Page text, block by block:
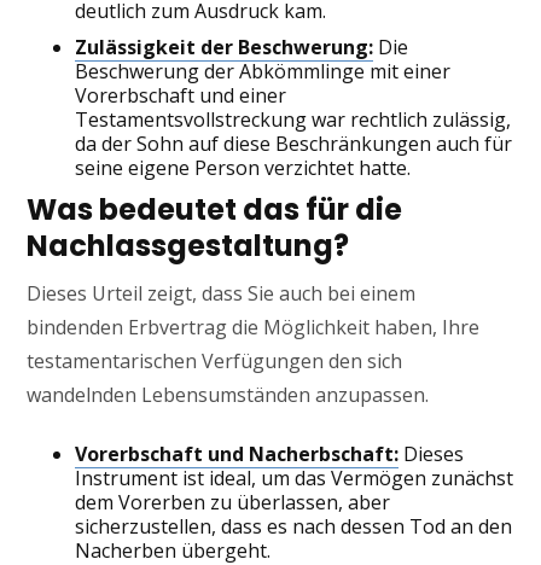
deutlich zum Ausdruck kam.
Zulässigkeit der Beschwerung: Die
Beschwerung der Abkömmlinge mit einer
Vorerbschaft und einer
Testamentsvollstreckung war rechtlich zulässig,
da der Sohn auf diese Beschränkungen auch für
seine eigene Person verzichtet hatte.
Was bedeutet das für die
Nachlassgestaltung?
Dieses Urteil zeigt, dass Sie auch bei einem
bindenden Erbvertrag die Möglichkeit haben, Ihre
testamentarischen Verfügungen den sich
wandelnden Lebensumständen anzupassen.
Vorerbschaft und Nacherbschaft: Dieses
Instrument ist ideal, um das Vermögen zunächst
dem Vorerben zu überlassen, aber
sicherzustellen, dass es nach dessen Tod an den
Nacherben übergeht.